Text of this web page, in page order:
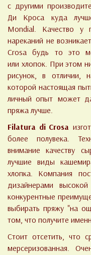
с другими
Ди Кроса куда
Mondial. Качество у
нареканий не
Crosa будь то это
или хлопок. При этом
рисунок, в отличии,
которой настоящая
личный опыт может
пряжа лучше.
Filatura di Crosa
более полувека.
внимание качеству
лучшие виды
хлопка. Компания
дизайнерами
конкурентные
выбирать пряжу "на
том, что получите
Стоит отсетить, что
мерсеризованная.